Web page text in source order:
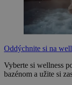
Oddýchnite si na
Vyberte si wellness
bazénom a užite si